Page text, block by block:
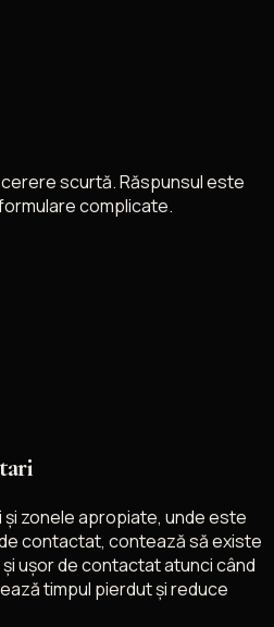
scurtă. Răspunsul este
complicate.
zonele apropiate, unde este
contactat, contează să existe
ușor de contactat atunci când
timpul pierdut și reduce